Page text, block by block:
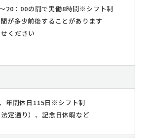
20：00の間で実働8時間※シフト制
が多少前後することがあります
ください
年間休日115日※シフト制
定通り）、記念日休暇など